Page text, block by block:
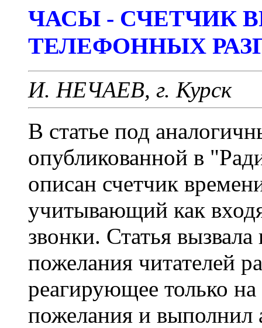
ЧАСЫ - СЧЕТЧИК
ТЕЛЕФОННЫХ
И. НЕЧАЕВ, г. Курск
В статье под
опубликованной в
описан счетчик
учитывающий как
звонки. Статья
пожелания читателей
реагирующее только
пожелания и выполнил